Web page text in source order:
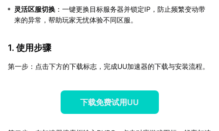
灵活区服切换 ：一键更换目标服务器并锁定IP，防止频繁变动带
来的异常，帮助玩家无忧体验不同区服。
1. 使用步骤
第一步：点击下方的下载标志，完成UU加速器的下载与安装流程。
下载免费试用UU